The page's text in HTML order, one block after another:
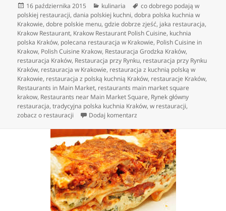
Data
publikacji
16 października 2015 Kategorie
kulinaria Tagi
co dobrego podają w
polskiej restauracji,dania polskiej kuchni,dobra polska kuchnia w
Krakowie,dobre polskie menu,gdzie dobrze zjeść, jaka restauracja,
Krakow Restaurant, Krakow Restaurant Polish Cuisine, kuchnia
polska Kraków, polecana restauracja w Krakowie, Polish Cuisine in
Krakow, Polish Cuisine Krakow, Restauracja Grodzka Kraków,
restauracja Kraków, Restauracja przy Rynku, restauracja przy Rynku
Kraków, restauracja w Krakowie, restauracja z kuchnią polską w
Krakowie, restauracja z polską kuchnią Kraków, restauracje Kraków,
Restaurants in Main Market, restaurants main market square
krakow, Restaurants near Main Market Square, Rynek główny
restauracja,tradycyjna polska kuchnia Kraków,w restauracji,
zobacz o restauracji
Dodaj komentarz